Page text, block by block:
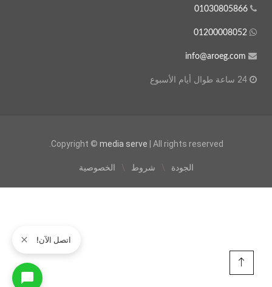
01030805866
01200008052
info@aroeg.com
Copyright © media serve | All rights reserved.
الجودة شروط الخصوصية
اتصل الآن!